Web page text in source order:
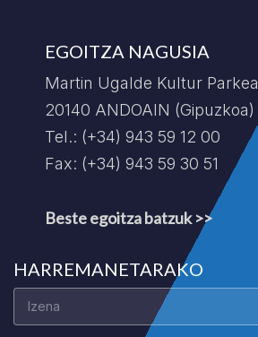
EGOITZA NAGUSIA
Martin Ugalde Kultur Parkea
20140 ANDOAIN (Gipuzkoa)
Tel.: (+34) 943 59 12 00
Fax: (+34) 943 59 30 51
Beste egoitza batzuk >>
HARREMANETARAKO